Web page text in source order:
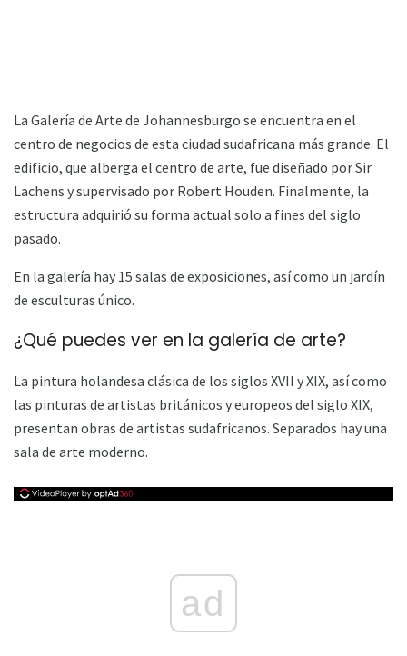
La Galería de Arte de Johannesburgo se encuentra en el
centro de negocios de esta ciudad sudafricana más grande. El
edificio, que alberga el centro de arte, fue diseñado por Sir
Lachens y supervisado por Robert Houden. Finalmente, la
estructura adquirió su forma actual solo a fines del siglo
pasado.
En la galería hay 15 salas de exposiciones, así como un jardín
de esculturas único.
¿Qué puedes ver en la galería de arte?
La pintura holandesa clásica de los siglos XVII y XIX, así como
las pinturas de artistas británicos y europeos del siglo XIX,
presentan obras de artistas sudafricanos. Separados hay una
sala de arte moderno.
ad